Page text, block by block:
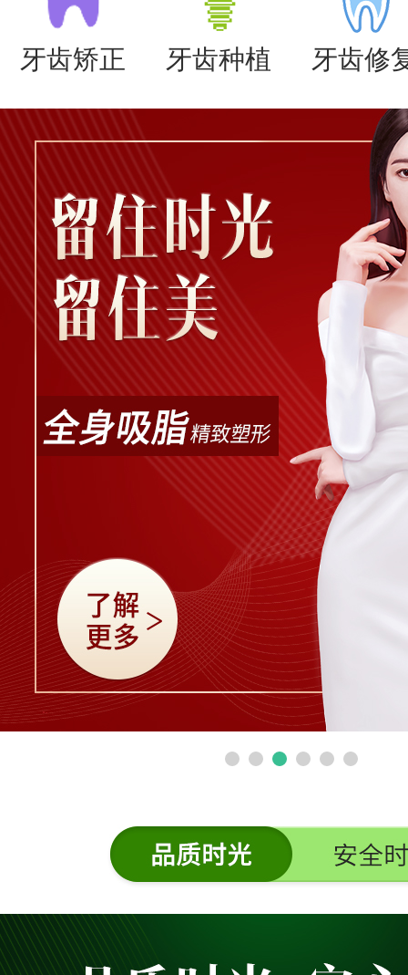
牙齿矫正 牙齿种植 牙齿修